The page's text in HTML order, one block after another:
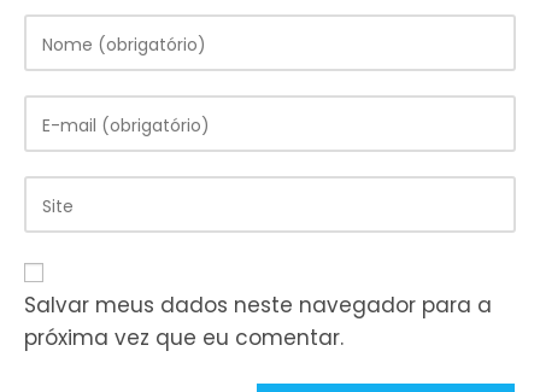
seu
nome
ou
nome
de
usuário
para
comentar
seu
endereço
de
e-
mail
para
comentar
URL
do
seu
site
(opcional)
Salvar meus dados neste navegador para a
próxima vez que eu comentar.